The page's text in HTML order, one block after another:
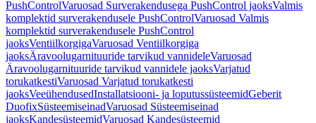
PushControlVaruosad Surverakendusega PushControl jaoksValmis
komplektid surverakendusele PushControlVaruosad Valmis
komplektid surverakendusele PushControl
jaoksVentiilkorgigaVaruosad Ventiilkorgiga
jaoksÄravoolugarnituuride tarvikud vannideleVaruosad
Äravoolugarnituuride tarvikud vannidele jaoksVarjatud
torukatkestiVaruosad Varjatud torukatkesti
jaoksVeeühendusedInstallatsiooni- ja loputussüsteemidGeberit
DuofixSüsteemiseinadVaruosad Süsteemiseinad
jaoksKandesüsteemidVaruosad Kandesüsteemid